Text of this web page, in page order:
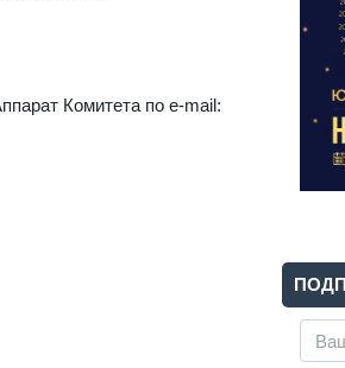
Комитета по e-mail: